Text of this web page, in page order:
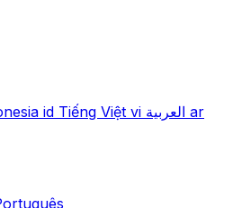
id Tiếng Việt vi العربية ar